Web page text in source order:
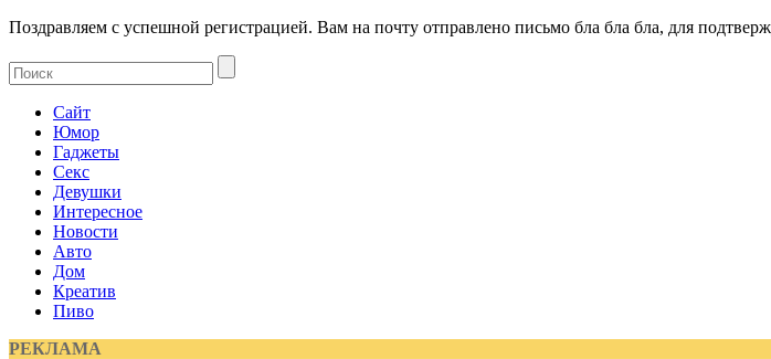
Поздравляем с успешной регистрацией. Вам на почту отправлено письмо бла бла бла, для
Сайт
Юмор
Гаджеты
Секс
Девушки
Интересное
Новости
Авто
Дом
Креатив
Пиво
РЕКЛАМА